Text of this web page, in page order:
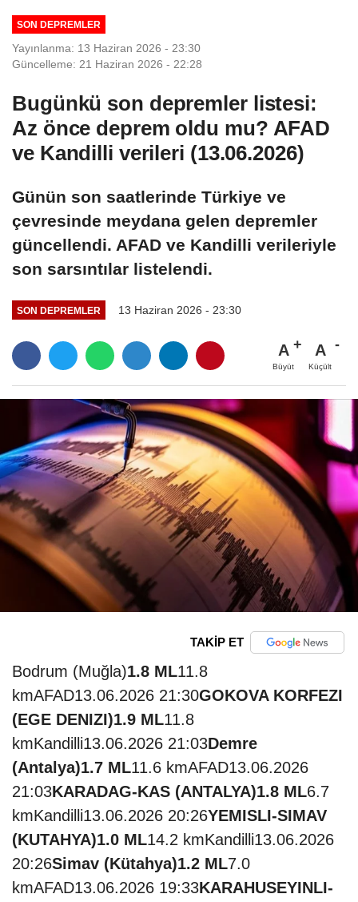
SON DEPREMLER
Yayınlanma: 13 Haziran 2026 - 23:30
Güncelleme: 21 Haziran 2026 - 22:28
Bugünkü son depremler listesi:
Az önce deprem oldu mu? AFAD
ve Kandilli verileri (13.06.2026)
Günün son saatlerinde Türkiye ve
çevresinde meydana gelen depremler
güncellendi. AFAD ve Kandilli verileriyle
son sarsıntılar listelendi.
SON DEPREMLER 13 Haziran 2026 - 23:30
A
Büyüt
A
Küçült
TAKİP ET
Bodrum (Muğla)1.8 ML11.8
kmAFAD13.06.2026 21:30GOKOVA KORFEZI
(EGE DENIZI)1.9 ML11.8
kmKandilli13.06.2026 21:03Demre
(Antalya)1.7 ML11.6 kmAFAD13.06.2026
21:03KARADAG-KAS (ANTALYA)1.8 ML6.7
kmKandilli13.06.2026 20:26YEMISLI-SIMAV
(KUTAHYA)1.0 ML14.2 kmKandilli13.06.2026
20:26Simav (Kütahya)1.2 ML7.0
kmAFAD13.06.2026 19:33KARAHUSEYINLI-